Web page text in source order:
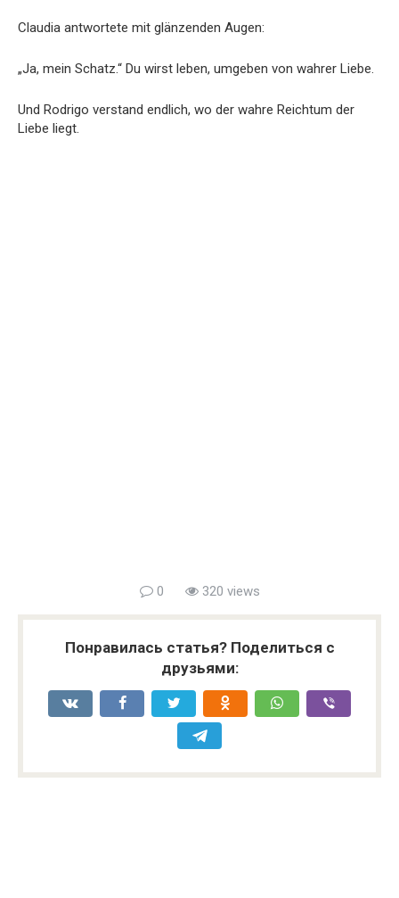
Claudia antwortete mit glänzenden Augen:
„Ja, mein Schatz.“ Du wirst leben, umgeben von wahrer Liebe.
Und Rodrigo verstand endlich, wo der wahre Reichtum der
Liebe liegt.
0 320 views
Понравилась статья? Поделиться с
друзьями: